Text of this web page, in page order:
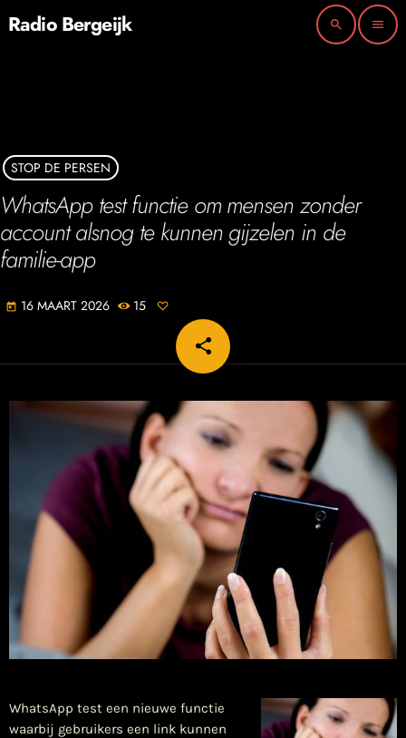
Radio Bergeijk search menu
STOP DE PERSEN
WhatsApp test functie om mensen zonder
account alsnog te kunnen gijzelen in de
familie-app
today 16 MAART 2026 15
share
email
WhatsApp test een nieuwe functie
waarbij gebruikers een link kunnen